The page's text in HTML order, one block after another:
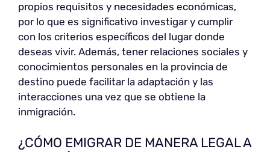
propios requisitos y necesidades económicas,
por lo que es significativo investigar y cumplir
con los criterios específicos del lugar donde
deseas vivir. Además, tener relaciones sociales y
conocimientos personales en la provincia de
destino puede facilitar la adaptación y las
interacciones una vez que se obtiene la
inmigración.
¿CÓMO EMIGRAR DE MANERA LEGAL A